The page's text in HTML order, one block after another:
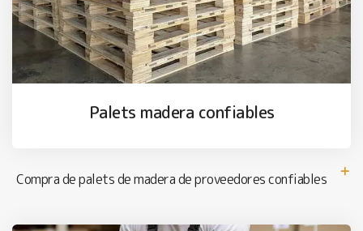
Palets madera confiables
Compra de palets de madera de proveedores confiables